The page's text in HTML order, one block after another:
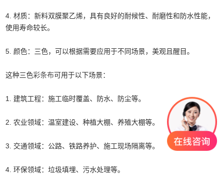
4. 材质：新料双膜聚乙烯，具有良好的耐候性、耐磨性和防水性能，
使用寿命较长。
5. 颜色：三色，可以根据需要应用于不同场景，美观且醒目。
这种三色彩条布可用于以下场景：
1. 建筑工程：施工临时覆盖、防水、防尘等。
2. 农业领域：温室建设、种植大棚、养殖大棚等。
3. 交通领域：公路、铁路养护、施工现场隔离等。
4. 环保领域：垃圾填埋、污水处理等。